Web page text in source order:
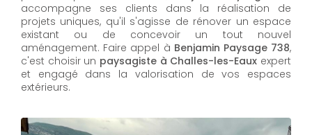
accompagne ses clients dans la réalisation de
projets uniques, qu'il s'agisse de rénover un espace
existant ou de concevoir un tout nouvel
aménagement. Faire appel à Benjamin Paysage 738,
c'est choisir un paysagiste à Challes-les-Eaux expert
et engagé dans la valorisation de vos espaces
extérieurs.